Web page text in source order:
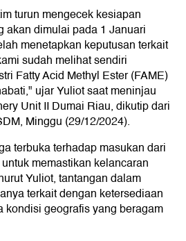
turun mengecek kesiapan
akan dimulai pada 1 Januari
menetapkan keputusan terkait
sudah melihat sendiri
Fatty Acid Methyl Ester (FAME)
ujar Yuliot saat meninjau
Unit II Dumai Riau, dikutip dari
Minggu (29/12/2024).
terbuka terhadap masukan dari
memastikan kelancaran
Yuliot, tantangan dalam
terkait dengan ketersediaan
kondisi geografis yang beragam